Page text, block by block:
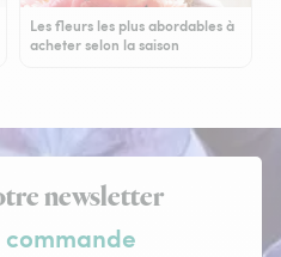
Les fleurs les plus abordables à
acheter selon la saison
newsletter